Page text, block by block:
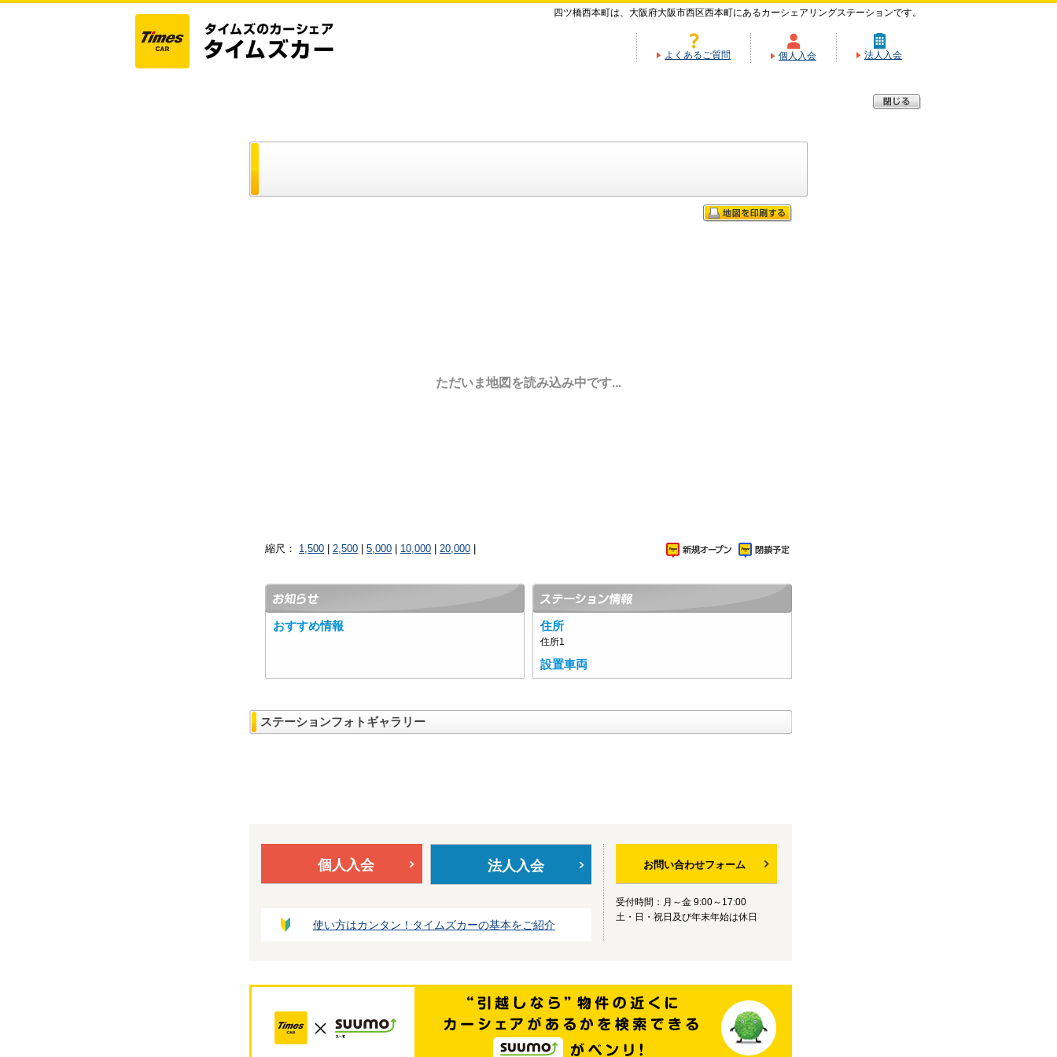
四ツ橋西本町は、大阪府大阪市西区西本町にあるカーシェアリングステーションです。
よくあるご質問 個人入会 法人入会
ただいま地図を読み込み中です...
縮尺： 1,500 2,500 5,000 10,000 20,000
おすすめ情報 住所
住所1
設置車両
ステーションフォトギャラリー
個人入会 法人入会
使い方はカンタン！タイムズカーの基本をご紹介
お問い合わせフォーム
受付時間：月～金 9:00～17:00
土・日・祝日及び年末年始は休日